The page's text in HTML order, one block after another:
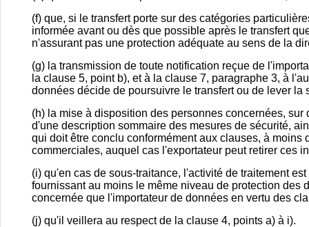
(f) que, si le transfert porte sur des catégories
informée avant ou dès que possible après le transfert
n'assurant pas une protection adéquate au sens de la
(g) la transmission de toute notification reçue de
la clause 5, point b), et à la clause 7, paragraphe 3, à
données décide de poursuivre le transfert ou de lever la
(h) la mise à disposition des personnes concernées,
d'une description sommaire des mesures de sécurité,
qui doit être conclu conformément aux clauses, à
commerciales, auquel cas l'exportateur peut retirer ces
(i) qu'en cas de sous-traitance, l'activité de traitement
fournissant au moins le même niveau de protection des
concernée que l'importateur de données en vertu des
(j) qu'il veillera au respect de la clause 4, points a) à i).